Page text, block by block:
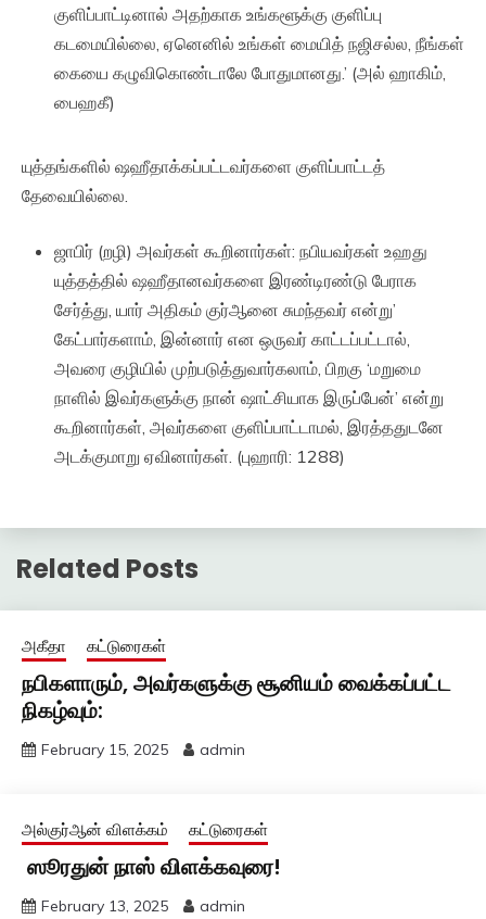
குளிப்பாட்டினால் அதற்காக உங்களூக்கு குளிப்பு
கடமையில்லை, ஏனெனில் உங்கள் மையித் நஜிசல்ல, நீங்கள்
கையை கழுவிகொண்டாலே போதுமானது.’ (அல் ஹாகிம்,
பைஹகீ)
யுத்தங்களில் ஷஹீதாக்கப்பட்டவர்களை குளிப்பாட்டத்
தேவையில்லை.
ஜாபிர் (றழி) அவர்கள் கூறினார்கள்: நபியவர்கள் உஹது
யுத்தத்தில் ஷஹீதானவர்களை இரண்டிரண்டு பேராக
சேர்த்து, யார் அதிகம் குர்ஆனை சுமந்தவர் என்று’
கேட்பார்களாம், இன்னார் என ஒருவர் காட்டப்பட்டால்,
அவரை குழியில் முற்படுத்துவார்கலாம், பிறகு ‘மறுமை
நாளில் இவர்களுக்கு நான் ஷாட்சியாக இருப்பேன்’ என்று
கூறினார்கள், அவர்களை குளிப்பாட்டாமல், இரத்ததுடனே
அடக்குமாறு ஏவினார்கள். (புஹாரி: 1288)
Related Posts
அகீதா கட்டுரைகள்
நபிகளாரும், அவர்களுக்கு சூனியம் வைக்கப்பட்ட
நிகழ்வும்:
February 15, 2025 admin
அல்குர்ஆன் விளக்கம் கட்டுரைகள்
ஸூரதுன் நாஸ் விளக்கவுரை!
February 13, 2025 admin